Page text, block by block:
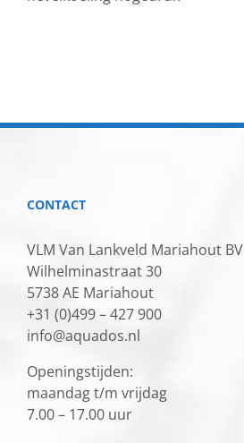
CONTACT
VLM Van Lankveld Mariahout BV
Wilhelminastraat 30
5738 AE Mariahout
+31 (0)499 – 427 900
info@aquados.nl
Openingstijden:
maandag t/m vrijdag
7.00 – 17.00 uur